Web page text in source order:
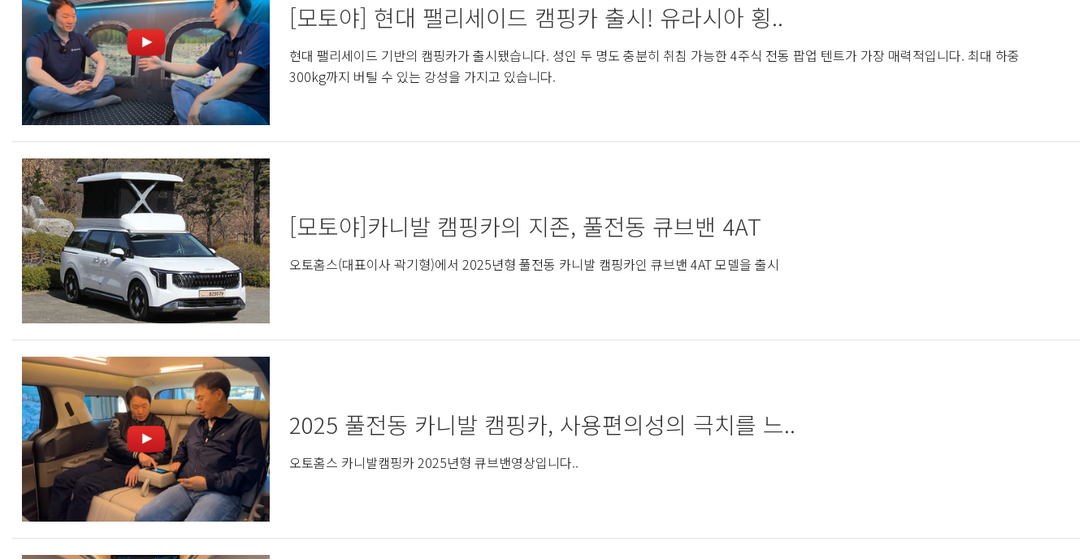
[모토야] 현대 팰리세이드 캠핑카 출시! 유라시아 횡..
현대 팰리세이드 기반의 캠핑카가 출시됐습니다. 성인 두 명도 충분히 취침 가능한 4주식 전동 팝업 텐트가 가장 매력적입니다. 최대 하중
300kg까지 버틸 수 있는 강성을 가지고 있습니다.
[모토야]카니발 캠핑카의 지존, 풀전동 큐브밴 4AT
오토홈스(대표이사 곽기형)에서 2025년형 풀전동 카니발 캠핑카인 큐브밴 4AT 모델을 출시
2025 풀전동 카니발 캠핑카, 사용편의성의 극치를 느..
오토홈스 카니발캠핑카 2025년형 큐브밴영상입니다..